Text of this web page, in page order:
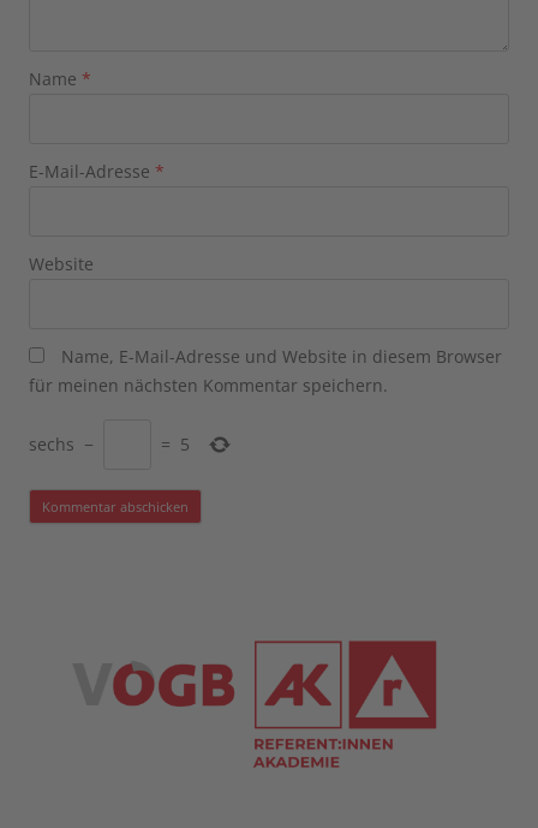
Name *
E-Mail-Adresse *
Website
Name, E-Mail-Adresse und Website in diesem Browser
für meinen nächsten Kommentar speichern.
sechs − = 5